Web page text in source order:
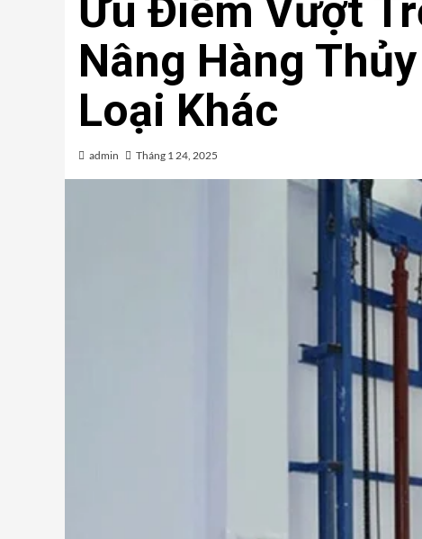
Ưu Điểm Vượt
Nâng Hàng
Loại Khác
admin Tháng 1 24, 2025